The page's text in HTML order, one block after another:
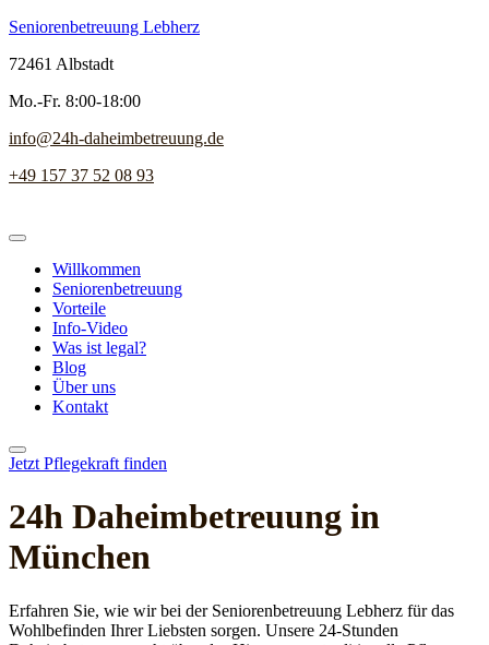
Seniorenbetreuung Lebherz
72461 Albstadt
Mo.-Fr. 8:00-18:00
info@24h-daheimbetreuung.de
+49 157 37 52 08 93
Willkommen
Seniorenbetreuung
Vorteile
Info-Video
Was ist legal?
Blog
Über uns
Kontakt
Jetzt Pflegekraft finden
24h Daheim­betreuung in
München
Erfahren Sie, wie wir bei der Seniorenbetreuung Lebherz für das
Wohlbefinden Ihrer Liebsten sorgen. Unsere 24-Stunden